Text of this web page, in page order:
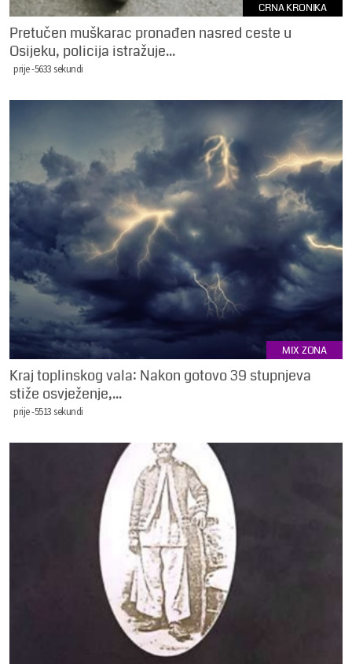
CRNA KRONIKA
Pretučen muškarac pronađen nasred ceste u
Osijeku, policija istražuje...
prije -5633 sekundi
MIX ZONA
Kraj toplinskog vala: Nakon gotovo 39 stupnjeva
stiže osvježenje,...
prije -5513 sekundi